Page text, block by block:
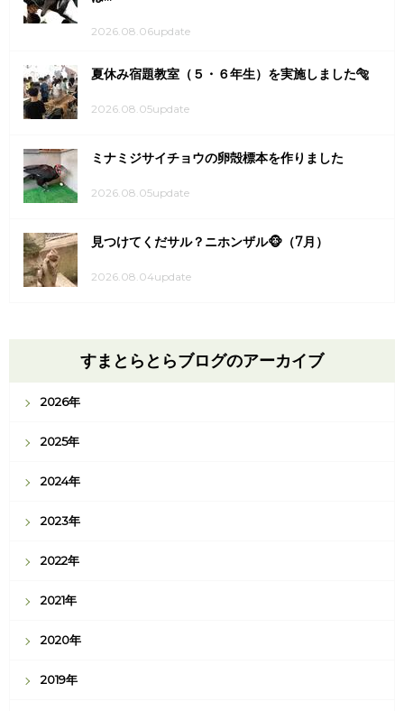
2026.08.06update
夏休み宿題教室（５・６年生）を実施しました🐅
2026.08.05update
ミナミジサイチョウの卵殻標本を作りました
2026.08.05update
見つけてくだサル？ニホンザル🐵（7月）
2026.08.04update
すまとらとらブログのアーカイブ
2026年
2025年
2024年
2023年
2022年
2021年
2020年
2019年